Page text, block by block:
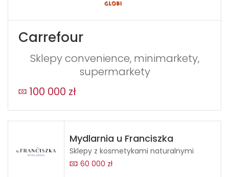
Carrefour
Sklepy convenience, minimarkety,
supermarkety
100 000 zł
Mydlarnia u Franciszka
Sklepy z kosmetykami naturalnymi
60 000 zł